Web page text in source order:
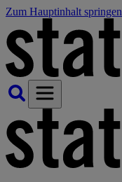
Zum Hauptinhalt springen